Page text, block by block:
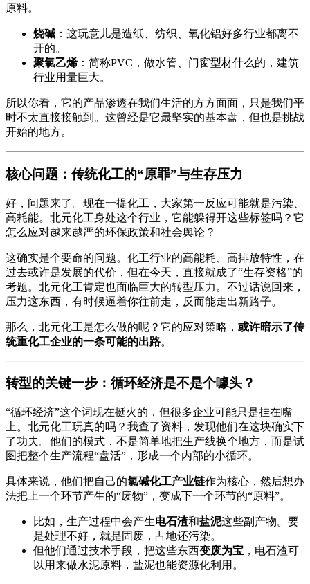
原料。
烧碱 ：这玩意儿是造纸、纺织、氧化铝好多行业都离不
开的。
聚氯乙烯：简称PVC，做水管、门窗型材什么的，建筑
行业用量巨大。
所以你看，它的产品渗透在我们生活的方方面面，只是我们平
时不太直接接触到。这曾经是它最坚实的基本盘，但也是挑战
开始的地方。
核心问题：传统化工的“原罪”与生存压力
好，问题来了。现在一提化工，大家第一反应可能就是污染、
高耗能。北元化工身处这个行业，它能躲得开这些标签吗？它
怎么应对越来越严的环保政策和社会舆论？
这确实是个要命的问题。化工行业的高能耗、高排放特性，在
过去或许是发展的代价，但在今天，直接就成了“生存资格”的
考题。北元化工肯定也面临巨大的转型压力。不过话说回来，
压力这东西，有时候逼着你往前走，反而能走出新路子。
那么，北元化工是怎么做的呢？它的应对策略， 或许暗示了传
统重化工企业的一条可能的出路。
转型的关键一步：循环经济是不是个噱头？
“循环经济”这个词现在挺火的，但很多企业可能只是挂在嘴
上。北元化工玩真的吗？我查了资料，发现他们在这块确实下
了功夫。他们的模式，不是简单地把生产线换个地方，而是试
图把整个生产流程“盘活”，形成一个内部的小循环。
具体来说，他们把自己的氯碱化工产业链作为核心，然后想办
法把上一个环节产生的“废物”，变成下一个环节的“原料”。
比如，生产过程中会产生电石渣和盐泥这些副产物。要
是处理不好，就是固废，占地还污染。
但他们通过技术手段，把这些东西变废为宝 ，电石渣可
以用来做水泥原料，盐泥也能资源化利用。